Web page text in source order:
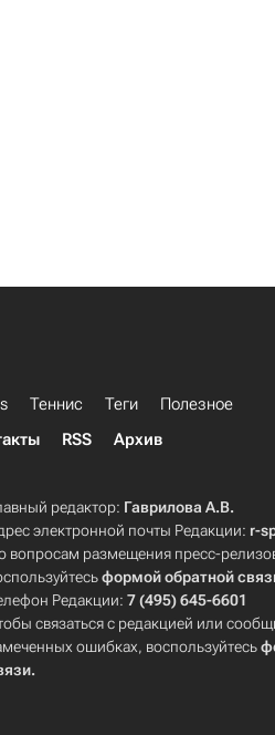
Теннис Теги
Полезное
RSS Архив
редактор: Гаврилова А.В.
электронной почты Редакции: r-
вопросам размещения пресс-
формой обратной
Редакции:7 (495) 645-6601
связаться с редакцией или
ошибках, воспользуйтесь
.